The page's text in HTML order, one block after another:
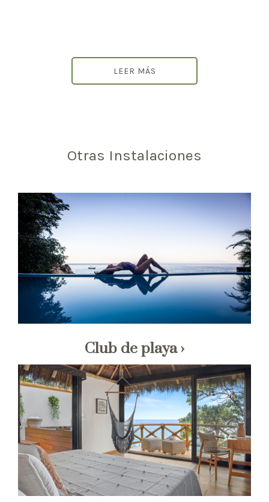
LEER MÁS
Otras Instalaciones
Club de playa